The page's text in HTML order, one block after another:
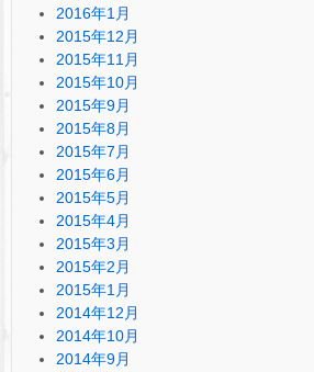
2016年1月
2015年12月
2015年11月
2015年10月
2015年9月
2015年8月
2015年7月
2015年6月
2015年5月
2015年4月
2015年3月
2015年2月
2015年1月
2014年12月
2014年10月
2014年9月